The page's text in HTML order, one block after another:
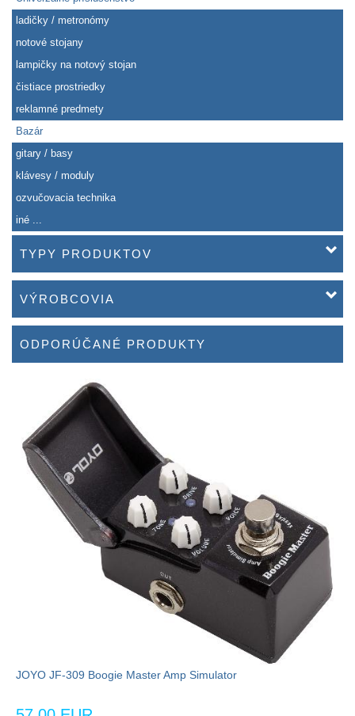
ladičky / metronómy
notové stojany
lampičky na notový stojan
čistiace prostriedky
reklamné predmety
Bazár
gitary / basy
klávesy / moduly
ozvučovacia technika
iné ...
TYPY PRODUKTOV
VÝROBCOVIA
ODPORÚČANÉ PRODUKTY
JOYO JF-309 Boogie Master Amp Simulator